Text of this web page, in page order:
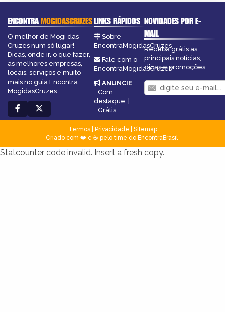
ENCONTRAMOGIDASCRUZES
O melhor de Mogi das
Cruzes num só lugar!
Dicas, onde ir, o que fazer,
as melhores empresas,
locais, serviços e muito
mais no guia Encontra
MogidasCruzes.
LINKS RÁPIDOS
Sobre
EncontraMogidasCruzes
Fale com o
EncontraMogidasCruzes
ANUNCIE:
Com
destaque |
Grátis
NOVIDADES POR E-
MAIL
Receba grátis as
principais notícias,
dicas e promoções
Termos| Privacidade
Sitemap
Criado com ❤️ e ☕ pelo time do EncontraBrasil
Statcounter code invalid. Insert a fresh copy.